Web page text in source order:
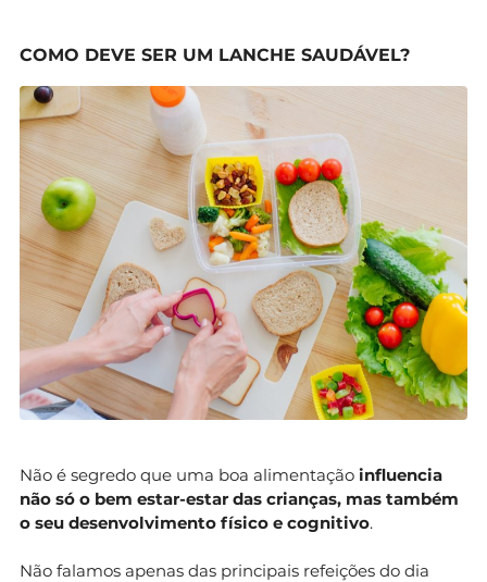
COMO DEVE SER UM LANCHE SAUDÁVEL?
Não é segredo que uma boa alimentação influencia
não só o bem estar-estar das crianças, mas também
o seu desenvolvimento físico e cognitivo.
Não falamos apenas das principais refeições do dia